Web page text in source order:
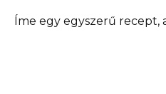
Íme egy egyszerű recept,